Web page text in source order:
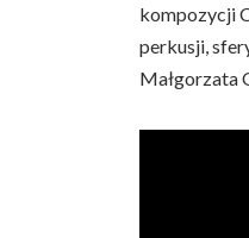
kompozycji
perkusji,
Małgorzata